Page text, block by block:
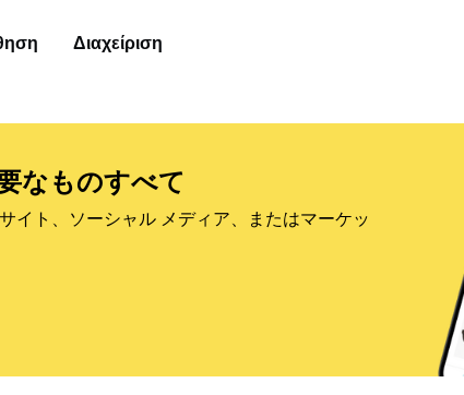
Διαχείριση
なものすべて
イト、ソーシャル メディア、またはマーケッ